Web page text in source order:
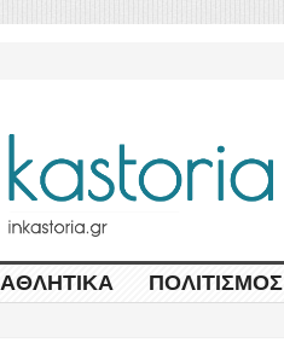
ΑΘΛΗΤΙΚΆ ΠΟΛΙΤΙΣΜΌΣ